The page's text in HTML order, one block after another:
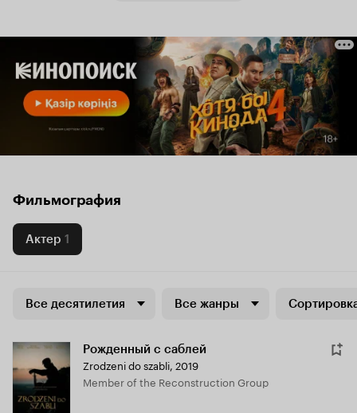
Фильмография
Актер 1
Все десятилетия Все жанры
Рожденный с саблей
Zrodzeni do szabli, 2019
Member of the Reconstruction Group